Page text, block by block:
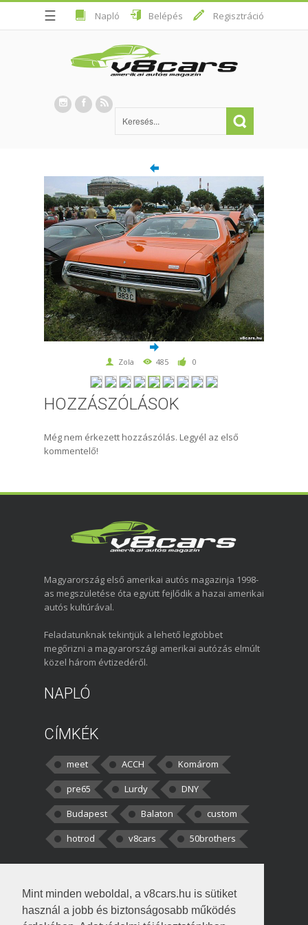
Mint minden weboldal, a v8cars.hu is sütiket
használ a jobb és biztonságosabb működés
☰ Napló Belépés Regisztráció
Zola 485 0
HOZZÁSZÓLÁSOK
Még nem érkezett hozzászólás. Legyél az első
kommentelő!
Magyarország első amerikai autós magazinja 1998-
as megszületése óta együtt fejlődik a hazai amerikai
autós kultúrával.
Feladatunknak tekintjük a lehető legtöbbet
megőrizni a magyarországi amerikai autózás elmúlt
közel három évtizedéről.
NAPLÓ
CÍMKÉK
meet ACCH
Komárom
pre65
Lurdy
DNY
Budapest
Balaton
custom
hotrod
v8cars 50brothers
kortisz:Elszúrtam! Én csak két
darabbaal számoltam. Nem tudtam, hogy fél autót,